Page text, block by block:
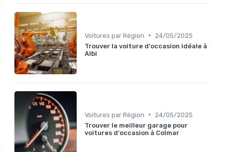
Voitures par Région •
24/05/2025
Trouver la voiture d'occasion idéale à
Albi
Voitures par Région •
24/05/2025
Trouver le meilleur garage pour
voitures d'occasion à Colmar